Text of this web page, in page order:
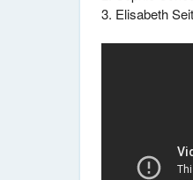
3. Elisabeth